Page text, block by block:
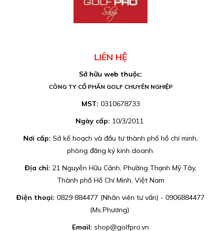
LIÊN HỆ
Sở hữu web thuộc:
CÔNG TY CỔ PHẦN GOLF CHUYÊN NGHIỆP
MST: 0310678733
Ngày cấp: 10/3/2011
Nơi cấp: Sở kế hoạch và đầu tư thành phố hồ chí minh,
phòng đăng ký kinh doanh.
Địa chỉ: 21 Nguyễn Hữu Cảnh, Phường Thạnh Mỹ Tây,
Thành phố Hồ Chí Minh, Việt Nam
Điện thoại: 0829 884477 (Nhân viên tư vấn) - 0906884477
(Ms.Phương)
Email: shop@golfpro.vn